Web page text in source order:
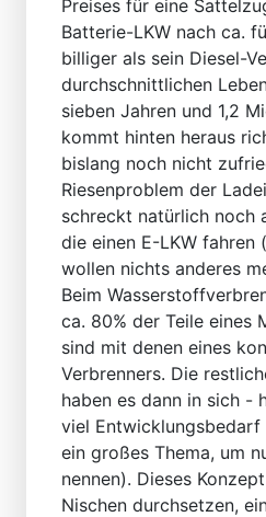
Preises für eine
Batterie-LKW nach ca.
billiger als sein Diesel-
durchschnittlichen
sieben Jahren und 1,2
kommt hinten heraus
bislang noch nicht
Riesenproblem der
schreckt natürlich noch
die einen E-LKW fahren
wollen nichts anderes
Beim
ca. 80% der Teile eines
sind mit denen eines
Verbrenners. Die
haben es dann in sich -
viel Entwicklungsbedarf
ein großes Thema, um
nennen). Dieses
Nischen durchsetzen,